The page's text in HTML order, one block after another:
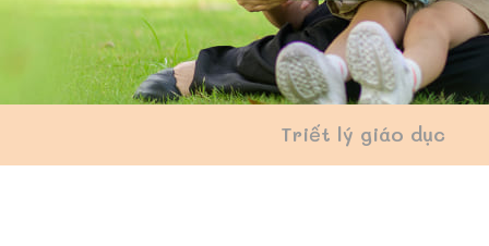
Triết lý giáo dục